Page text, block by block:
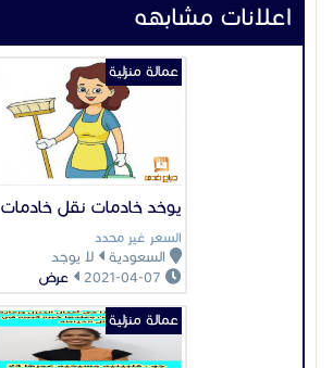
اعلانات مشابهه
يوخد خادمات نقل خادمات
السعر غير محدد
السعودية
لا يوجد
عرض
عمالة منزلية
عمالة منزلية